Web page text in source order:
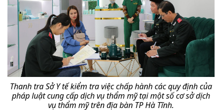
Thanh tra Sở Y tế kiểm tra việc chấp hành các quy định của
pháp luật cung cấp dịch vụ thẩm mỹ tại một số cơ sở dịch
vụ thẩm mỹ trên địa bàn TP Hà Tĩnh.